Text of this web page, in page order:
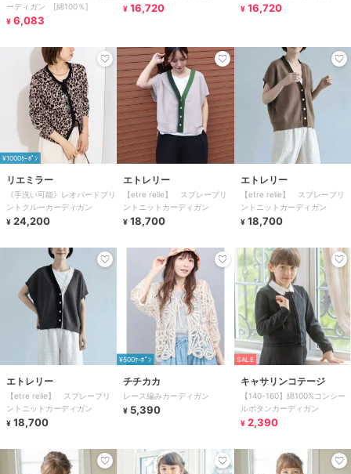
ーディガン [綿100％]
¥ 6,083
¥ 16,720
¥ 16,720
¥1000ｸｰﾎﾟﾝ
リエミラー
《手洗い可能》レオパードプリ
ントクルーカーディガン
¥ 24,200
エトレリー
【etre relie】 スプレープリ
ントニットカーディガン
¥ 18,700
エトレリー
【etre relie】 スプレープリ
ントニットカーディガン
¥ 18,700
エトレリー
【etre relie】 スプレープリ
ントニットカーディガン
¥ 18,700
¥500ｸｰﾎﾟﾝ
チチカカ
レース編みカーディガン
¥ 5,390
SALE
キャサリンコテージ
【140-160】綿100%コンシー
ルボタンカーディガン
¥ 2,390